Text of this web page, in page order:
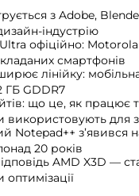
з Adobe,
індустрію
Ultra офіційно:
смартфонів
лінійку:
ГБ GDDR7
що це, як працює
використовують для
Notepad++ з’явився
20 років
AMD X3D —
оптимізації